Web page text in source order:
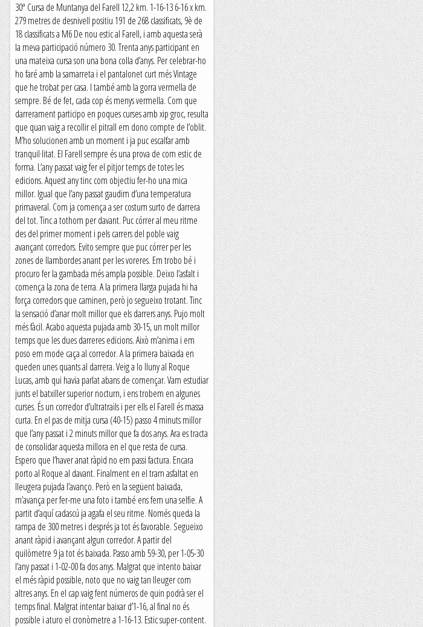
30ª Cursa de Muntanya del Farell 12,2 km. 1-16-13 6-16 x km.
279 metres de desnivell positiu 191 de 268 classificats, 9è de
18 classificats a M6 De nou estic al Farell, i amb aquesta serà
la meva participació número 30. Trenta anys participant en
una mateixa cursa son una bona colla d’anys. Per celebrar-ho
ho faré amb la samarreta i el pantalonet curt més Vintage
que he trobat per casa. I també amb la gorra vermella de
sempre. Bé de fet, cada cop és menys vermella. Com que
darrerament participo en poques curses amb xip groc, resulta
que quan vaig a recollir el pitrall em dono compte de l’oblit.
M’ho solucionen amb un moment i ja puc escalfar amb
tranquil·litat. El Farell sempre és una prova de com estic de
forma. L’any passat vaig fer el pitjor temps de totes les
edicions. Aquest any tinc com objectiu fer-ho una mica
millor. Igual que l’any passat gaudim d’una temperatura
primaveral. Com ja comença a ser costum surto de darrera
del tot. Tinc a tothom per davant. Puc córrer al meu ritme
des del primer moment i pels carrers del poble vaig
avançant corredors. Evito sempre que puc córrer per les
zones de llambordes anant per les voreres. Em trobo bé i
procuro fer la gambada més ampla possible. Deixo l’asfalt i
comença la zona de terra. A la primera llarga pujada hi ha
força corredors que caminen, però jo segueixo trotant. Tinc
la sensació d’anar molt millor que els darrers anys. Pujo molt
més fàcil. Acabo aquesta pujada amb 30-15, un molt millor
temps que les dues darreres edicions. Això m’anima i em
poso em mode caça al corredor. A la primera baixada en
queden unes quants al darrera. Veig a lo lluny al Roque
Lucas, amb qui havia parlat abans de començar. Vam estudiar
junts el batxiller superior nocturn, i ens trobem en algunes
curses. És un corredor d’ultratrails i per ells el Farell és massa
curta. En el pas de mitja cursa (40-15) passo 4 minuts millor
que l’any passat i 2 minuts millor que fa dos anys. Ara es tracta
de consolidar aquesta millora en el que resta de cursa.
Espero que l’haver anat ràpid no em passi factura. Encara
porto al Roque al davant. Finalment en el tram asfaltat en
lleugera pujada l’avanço. Però en la següent baixada,
m’avança per fer-me una foto i també ens fem una selfie. A
partit d’aquí cadascú ja agafa el seu ritme. Només queda la
rampa de 300 metres i després ja tot és favorable. Segueixo
anant ràpid i avançant algun corredor. A partir del
quilòmetre 9 ja tot és baixada. Passo amb 59-30, per 1-05-30
l’any passat i 1-02-00 fa dos anys. Malgrat que intento baixar
el més ràpid possible, noto que no vaig tan lleuger com
altres anys. En el cap vaig fent números de quin podrà ser el
temps final. Malgrat intentar baixar d’1-16, al final no és
possible i aturo el cronòmetre a 1-16-13. Estic super-content.